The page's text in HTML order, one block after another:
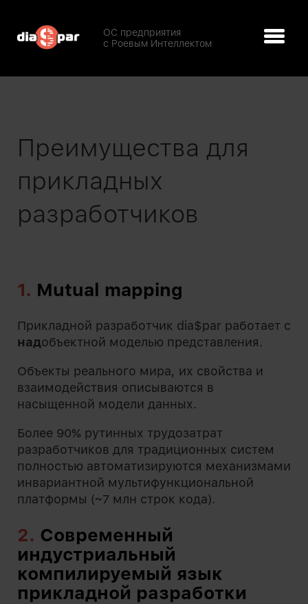
ОС предприятия
с Роевым Интеллектом
Преимущества для
прикладных
разработчиков
1. Mutual mapping
Прикладной разработчик dia$par работает с
надобъектной моделью представления.
Объекты реального мира, их свойства и
взаимодействия описываются в
насыщенной модели данных.
Более 90% рутинных трудозатрат
разработчиков для традиционных систем
полностью автоматизируются механизмами
инвариантной мультифункциональной
платформы (~7 млн строк кода).
2. Современный
индустриальный
компилируемый язык
прикладной разработки